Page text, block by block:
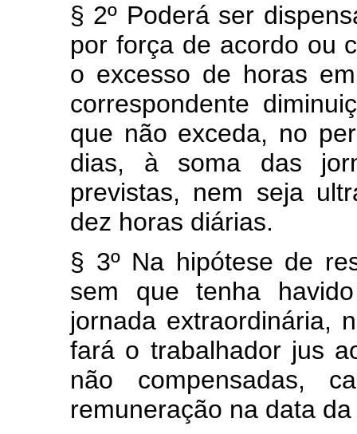
§ 2º Poderá ser
por força de acordo ou
o excesso de horas
correspondente
que não exceda, no
dias, à soma das
previstas, nem seja
dez horas diárias.
§ 3º Na hipótese de
sem que tenha
jornada extraordinária,
fará o trabalhador jus
não compensadas,
remuneração na data